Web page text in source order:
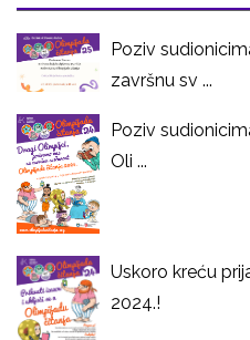
Poziv
završnu sv ...
Poziv
Oli ...
Uskoro kreću
2024.!